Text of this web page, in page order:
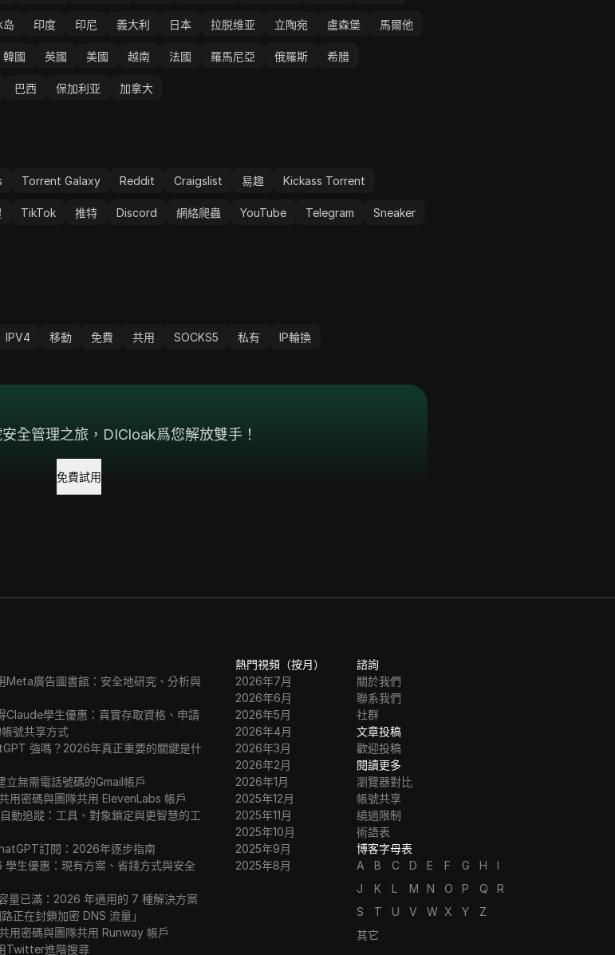
岛 印度 印尼 義大利 日本 拉脱维亚 立陶宛 盧森堡 馬爾他
韓國 英國 美國 越南 法國 羅馬尼亞 俄羅斯 希腊
巴西 保加利亚 加拿大
Torrent Galaxy Reddit Craigslist 易趣 Kickass Torrent
TikTok 推特 Discord 網絡爬蟲 YouTube Telegram Sneaker
IPV4 移動 免費 共用 SOCKS5 私有 IP輪換
全管理之旅，DICloak爲您解放雙手！
免費試用
Meta廣告圖書館：安全地研究、分析與
Claude學生優惠：真實存取資格、申請
號共享方式
強嗎？2026年真正重要的關鍵是什
立無需電話號碼的Gmail帳戶
用密碼與團隊共用 ElevenLabs 帳戶
動追蹤：工具、對象鎖定與更智慧的工
訂閱：2026年逐步指南
生優惠：現有方案、省錢方式與安全
量已滿：2026 年適用的 7 種解決方案
正在封鎖加密 DNS 流量」
用密碼與團隊共用 Runway 帳戶
Twitter進階搜尋
熱門視頻（按月）
2026年7月
2026年6月
2026年5月
2026年4月
2026年3月
2026年2月
2026年1月
2025年12月
2025年11月
2025年10月
2025年9月
2025年8月
諮詢
關於我們
聯系我們
社群
文章投稿
歡迎投稿
閱讀更多
瀏覽器對比
帳號共享
繞過限制
術語表
博客字母表
A
B C D E F G H
I
J
K L M N O P Q
R
S
T U V W X Y
Z
其它